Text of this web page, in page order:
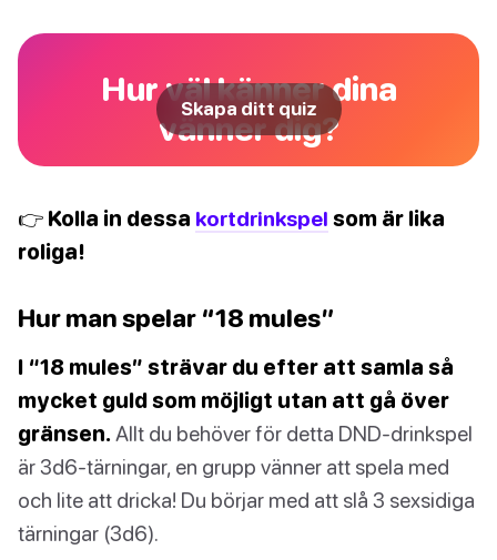
Hur väl känner dina
vänner dig?
Skapa ditt quiz
👉 Kolla in dessa kortdrinkspel som är lika
roliga!
Hur man spelar “18 mules”
I “18 mules” strävar du efter att samla så
mycket guld som möjligt utan att gå över
gränsen. Allt du behöver för detta DND-drinkspel
är 3d6-tärningar, en grupp vänner att spela med
och lite att dricka! Du börjar med att slå 3 sexsidiga
tärningar (3d6).